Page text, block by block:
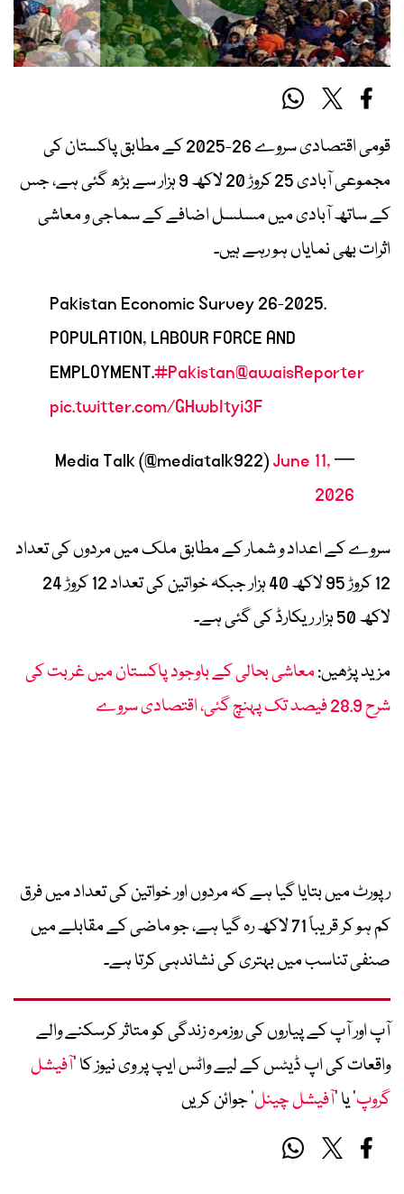
قومی اقتصادی سروے 26-2025 کے مطابق پاکستان کی
مجموعی آبادی 25 کروڑ 20 لاکھ 9 ہزار سے بڑھ گئی ہے، جس
کے ساتھ آبادی میں مسلسل اضافے کے سماجی و معاشی
اثرات بھی نمایاں ہو رہے ہیں۔
Pakistan Economic Survey 26-2025.
POPULATION, LABOUR FORCE AND
EMPLOYMENT.#Pakistan@awaisReporter
pic.twitter.com/GHwbItyi3F
— Media Talk (@mediatalk922)
June 11,
2026
سروے کے اعداد و شمار کے مطابق ملک میں مردوں کی تعداد
12 کروڑ 95 لاکھ 40 ہزار جبکہ خواتین کی تعداد 12 کروڑ 24
لاکھ 50 ہزار ریکارڈ کی گئی ہے۔
مزید پڑھیں:معاشی بحالی کے باوجود پاکستان میں غربت کی
شرح 28.9 فیصد تک پہنچ گئی، اقتصادی سروے
رپورٹ میں بتایا گیا ہے کہ مردوں اور خواتین کی تعداد میں فرق
کم ہو کر قریباً 71 لاکھ رہ گیا ہے، جو ماضی کے مقابلے میں
صنفی تناسب میں بہتری کی نشاندہی کرتا ہے۔
آپ اور آپ کے پیاروں کی روزمرہ زندگی کو متاثر کرسکنے والے
واقعات کی اپ ڈیٹس کے لیے واٹس ایپ پر وی نیوز کا ’آفیشل
گروپ‘ یا ’آفیشل چینل‘ جوائن کریں